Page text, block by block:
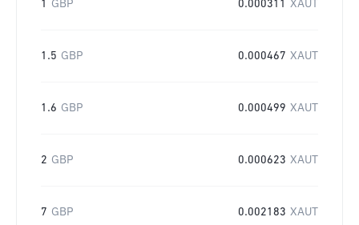
1 GBP 0.000311 XAUT
1.5 GBP 0.000467 XAUT
1.6 GBP 0.000499 XAUT
2 GBP 0.000623 XAUT
7 GBP 0.002183 XAUT